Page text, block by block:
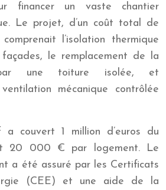
financer un vaste chantier
Le projet, d’un coût total de
comprenait l’isolation thermique
façades, le remplacement de la
par une toiture isolée, et
ventilation mécanique contrôlée
a couvert 1 million d’euros du
20 000 € par logement. Le
a été assuré par les Certificats
(CEE) et une aide de la